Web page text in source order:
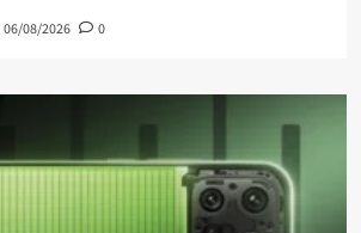
06/08/2026 0